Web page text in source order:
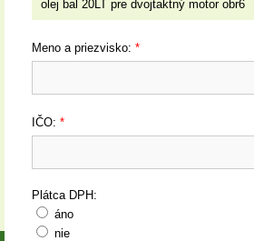
Meno a priezvisko: *
IČO: *
Plátca DPH:
áno
nie